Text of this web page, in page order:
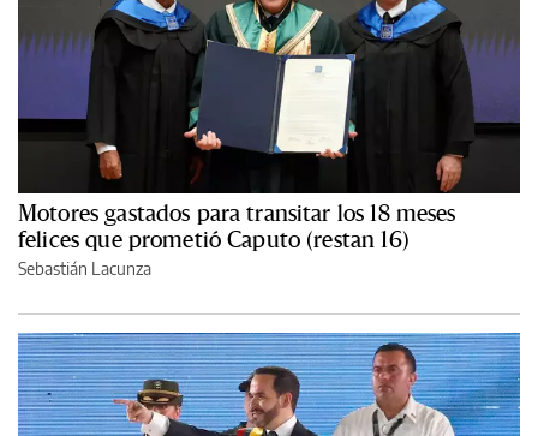
Motores gastados para transitar los 18 meses
felices que prometió Caputo (restan 16)
Sebastián Lacunza